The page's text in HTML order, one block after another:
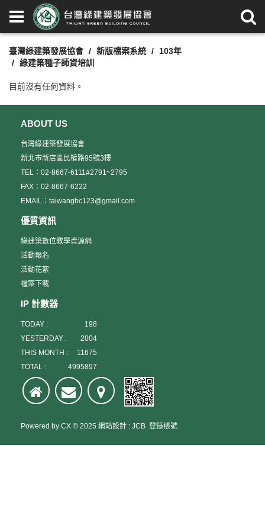
臺灣綠建築發展協會 新版檔案系統
103年
綠建築種子師資培訓
目前沒有任何資料。
ABOUT US
台灣綠建築發展協會
新北市新店區民權路95號3樓
TEL：02-8667-6111#2791~2795
FAX：02-8667-6222
EMAIL：taiwangbc123@gmail.com
優質資訊
綠建築數位教學資源網
活動報名
活動花絮
檔案下載
IP 計數器
TODAY :
198
YESTERDAY :
2004
THIS MONTH :
11675
TOTAL :
4995897
Powered by CX © 2025 網站設計 : JCB 登錄帳號